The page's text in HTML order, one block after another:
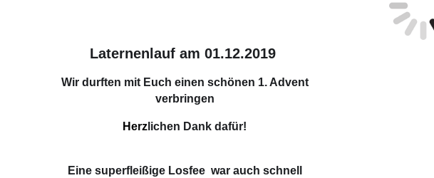
Laternenlauf am 01.12.2019
Wir durften mit Euch einen schönen 1. Advent
verbringen
Herz lichen Dank dafür!
Eine superfleißige Losfee war auch schnell